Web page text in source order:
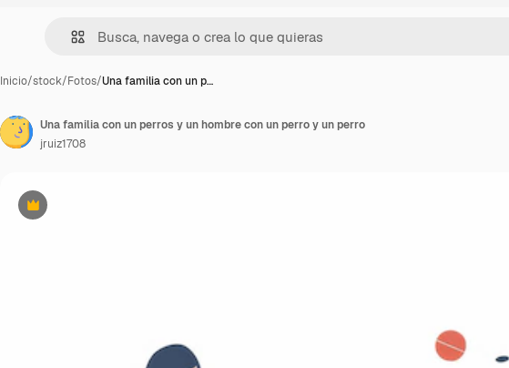
Inicio/stock/Fotos/Una familia con un p…
Premium
Una familia con un perros y un hombre con un perro y un perro
jruiz1708